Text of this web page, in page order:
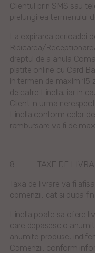
Clientul prin SMS sau
prelungirea termenului
La expirarea perioadei
Ridicarea/
dreptul de a anula
platite online cu Card
in termen de maxim 15
de catre Linella, iar in
Client in urma
Linella conform celor
rambursare va fi de
8. TAXE DE
Taxa de livrare va fi
comenzii, cat si dupa
Linella poate sa ofere
care depasesc o
anumite produse,
Comenzii, conform